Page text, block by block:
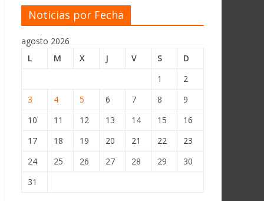
Noticias por Fecha
agosto 2026
L
M X J V S
D
1
2
3
4 5 6 7 8
9
10
11 12 13 14 15
16
17
18 19 20 21 22
23
24
25 26 27 28 29
30
31